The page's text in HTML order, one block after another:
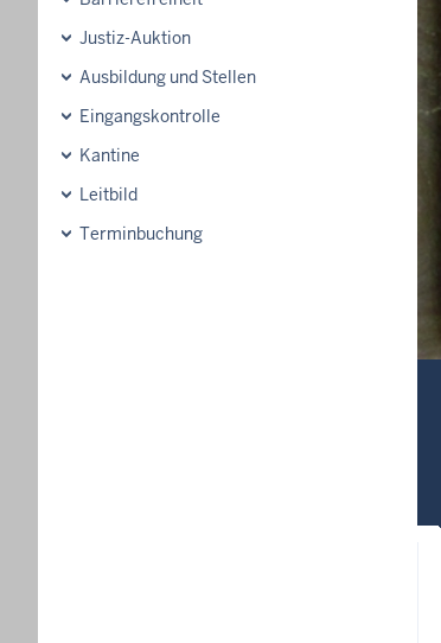
Justiz-Auktion
Ausbildung und Stellen
Eingangskontrolle
Kantine
Leitbild
Terminbuchung